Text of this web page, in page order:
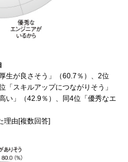
生が良さそう」（60.7％）、2位
「スキルアップにつながりそう」
い」（42.9％）、同4位「優秀なエ
理由[複数回答]